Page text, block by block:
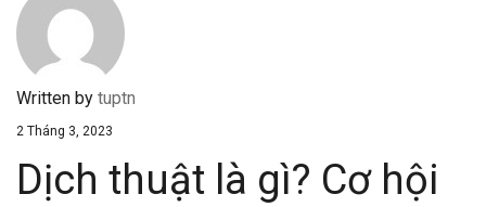
Written by tuptn
2 Tháng 3, 2023
Dịch thuật là gì? Cơ hội